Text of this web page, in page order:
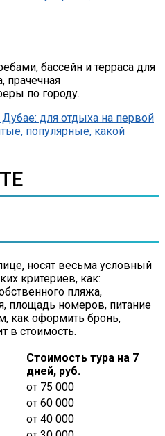
бассейн и терраса для
прачечная
по городу.
носят весьма условный
критериев, как:
пляжа,
площадь номеров, питание
как оформить бронь,
в стоимость.
Стоимость тура на 7
дней, руб.
от 75 000
от 60 000
от 40 000